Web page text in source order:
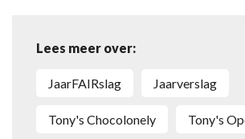
Lees meer over:
jaarFAIRslag jaarverslag
Tony's Chocolonely Tony's